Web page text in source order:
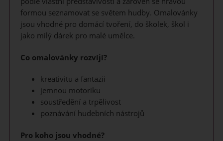
formou seznamovat se světem hudby. Omalovánky
jsou vhodné pro domácí tvoření, do školek, škol i
jako milý dárek pro malé umělce.
Co omalovánky rozvíjí?
kreativitu a fantazii
jemnou motoriku
soustředění a trpělivost
poznávání hudebních nástrojů
Pro koho jsou vhodné?